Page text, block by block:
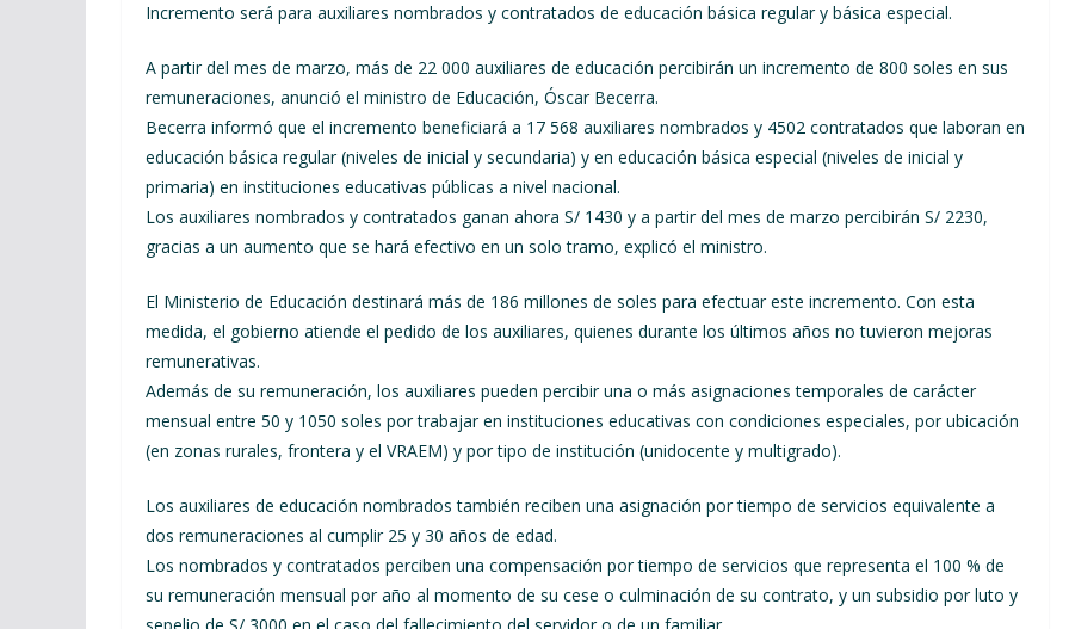
Incremento será para auxiliares nombrados y contratados de educación básica regular y básica especial.
A partir del mes de marzo, más de 22 000 auxiliares de educación percibirán un incremento de 800 soles en sus
remuneraciones, anunció el ministro de Educación, Óscar Becerra.
Becerra informó que el incremento beneficiará a 17 568 auxiliares nombrados y 4502 contratados que laboran en
educación básica regular (niveles de inicial y secundaria) y en educación básica especial (niveles de inicial y
primaria) en instituciones educativas públicas a nivel nacional.
Los auxiliares nombrados y contratados ganan ahora S/ 1430 y a partir del mes de marzo percibirán S/ 2230,
gracias a un aumento que se hará efectivo en un solo tramo, explicó el ministro.
El Ministerio de Educación destinará más de 186 millones de soles para efectuar este incremento. Con esta
medida, el gobierno atiende el pedido de los auxiliares, quienes durante los últimos años no tuvieron mejoras
remunerativas.
Además de su remuneración, los auxiliares pueden percibir una o más asignaciones temporales de carácter
mensual entre 50 y 1050 soles por trabajar en instituciones educativas con condiciones especiales, por ubicación
(en zonas rurales, frontera y el VRAEM) y por tipo de institución (unidocente y multigrado).
Los auxiliares de educación nombrados también reciben una asignación por tiempo de servicios equivalente a
dos remuneraciones al cumplir 25 y 30 años de edad.
Los nombrados y contratados perciben una compensación por tiempo de servicios que representa el 100 % de
su remuneración mensual por año al momento de su cese o culminación de su contrato, y un subsidio por luto y